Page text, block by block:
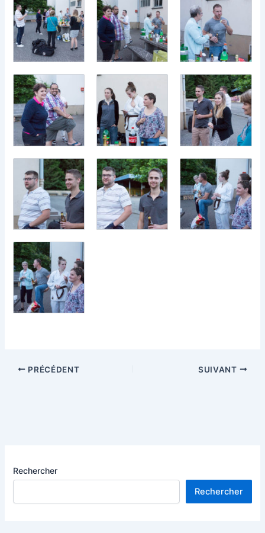
PRÉCÉDENT SUIVANT
Rechercher
Rechercher